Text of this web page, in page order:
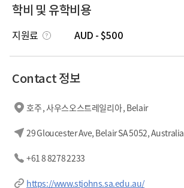
학비 및 유학비용
지원료 AUD - $500
Contact 정보
호주 , 사우스오스트레일리아 , Belair
29 Gloucester Ave, Belair SA 5052, Australia
+61 8 8278 2233
https://www.stjohns.sa.edu.au/